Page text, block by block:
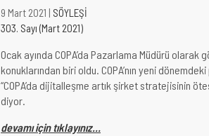
9 Mart 2021 | SÖYLEŞİ
303. Sayı (Mart 2021)
Ocak ayında COPA’da Pazarlama Müdürü
konuklarından biri oldu. COPA’nın yeni
“COPA’da dijitalleşme artık şirket stratejisinin
diyor.
devamı için tıklayınız...